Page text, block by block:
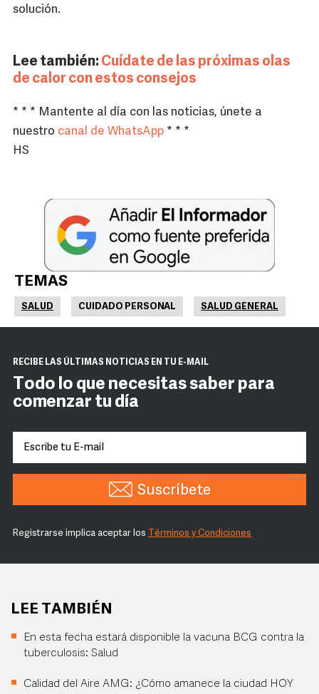
solución.
Lee también: Cuídate de las próximas olas
de calor con estos consejos
* * * Mantente al día con las noticias, únete a
nuestro canal de WhatsApp * * *
HS
TEMAS
SALUD CUIDADO PERSONAL SALUD GENERAL
RECIBE LAS ÚLTIMAS NOTICIAS EN TU E-MAIL
Todo lo que necesitas saber para
comenzar tu día
Suscríbete
Registrarse implica aceptar los Términos y Condiciones
LEE TAMBIÉN
En esta fecha estará disponible la vacuna BCG contra la
tuberculosis: Salud
Calidad del Aire AMG: ¿Cómo amanece la ciudad HOY